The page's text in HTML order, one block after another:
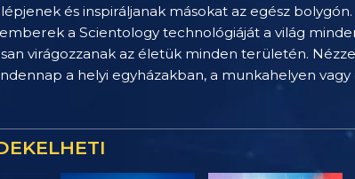
és inspiráljanak másokat az egész
a Scientology technológiáját a világ
virágozzanak az életük minden területén.
a helyi egyházakban, a munkahelyen vagy